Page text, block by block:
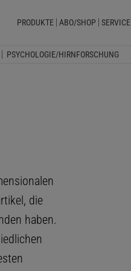
PRODUKTE ABO/SHOP SERVICE
PSYCHOLOGIE/HIRNFORSCHUNG
die
haben.